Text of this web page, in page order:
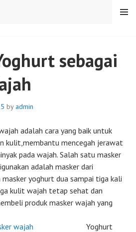
MENU
sebagai
by admin
adalah cara yang baik untuk
kulit,membantu mencegah jerawat
pada wajah. Salah satu masker
adalah masker dari
masker yoghurt dua sampai tiga kali
kulit wajah tetap sehat dan
produk masker wajah yang
Yoghurt